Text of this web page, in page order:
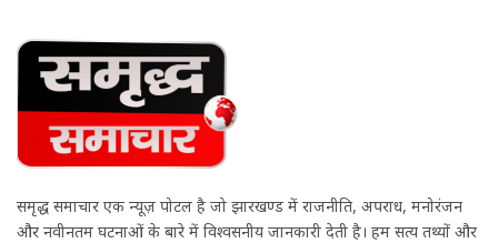
समृद्ध समाचार एक न्यूज़ पोर्टल है जो झारखण्ड में राजनीति, अपराध, मनोरंजन
और नवीनतम घटनाओं के बारे में विश्वसनीय जानकारी देती है। हम सत्य तथ्यों और